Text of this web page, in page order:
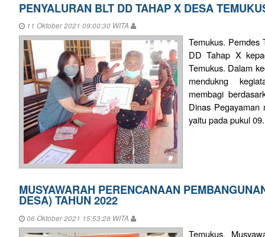
PENYALURAN BLT DD TAHAP X DESA
11 Oktober 2021 09:00:30 WITA
Temukus. Pemdes
DD Tahap X
Temukus. Dalam
mendukng
membagi
Dinas Pegayaman
yaitu pada pukul
MUSYAWARAH PERENCANAAN
DESA) TAHUN 2022
06 Oktober 2021 15:53:28 WITA
Temukus.